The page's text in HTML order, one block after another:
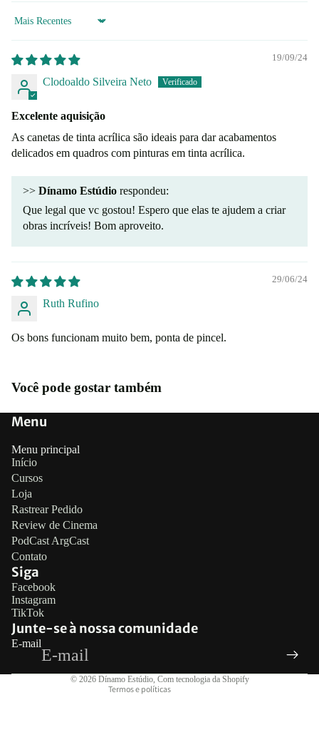
Sort by
19/09/24
Clodoaldo Silveira Neto
Excelente aquisição
As canetas de tinta acrílica são ideais para dar acabamentos
delicados em quadros com pinturas em tinta acrílica.
>> Dínamo Estúdio respondeu:
Que legal que vc gostou! Espero que elas te ajudem a criar
obras incríveis! Bom aproveito.
29/06/24
Ruth Rufino
Os bons funcionam muito bem, ponta de pincel.
Você pode gostar também
Menu
Menu principal
Início
Cursos
Loja
Rastrear Pedido
Review de Cinema
PodCast ArgCast
Contato
Siga
Facebook
Instagram
TikTok
Junte-se à nossa comunidade
E-mail
© 2026 Dínamo Estúdio, Com tecnologia da Shopify
Termos e políticas
Termos de serviço
Informações de contato